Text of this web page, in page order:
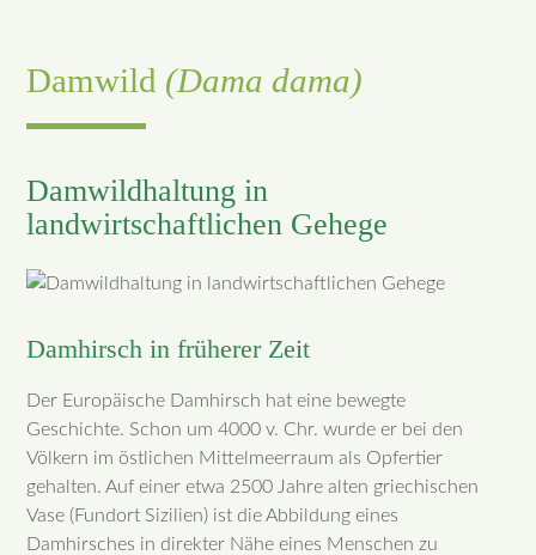
Damwild (Dama dama)
Damwildhaltung in
landwirtschaftlichen Gehege
Damhirsch in früherer Zeit
Der Europäische Damhirsch hat eine bewegte
Geschichte. Schon um 4000 v. Chr. wurde er bei den
Völkern im östlichen Mittelmeerraum als Opfertier
gehalten. Auf einer etwa 2500 Jahre alten griechischen
Vase (Fundort Sizilien) ist die Abbildung eines
Damhirsches in direkter Nähe eines Menschen zu